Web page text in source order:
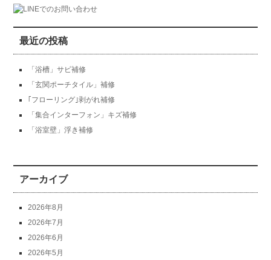
最近の投稿
「浴槽」サビ補修
「玄関ポーチタイル」補修
｢フローリング｣剥がれ補修
「集合インターフォン」キズ補修
「浴室壁」浮き補修
アーカイブ
2026年8月
2026年7月
2026年6月
2026年5月